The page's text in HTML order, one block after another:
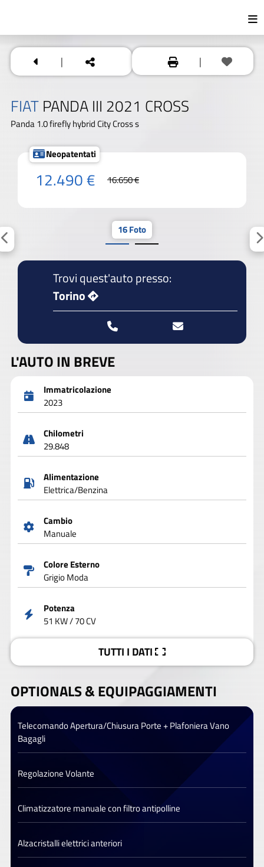
| |
FIAT PANDA III 2021 CROSS
Panda 1.0 firefly hybrid City Cross s
Neopatentati
12.490 € 16.650 €
16 Foto
Trovi quest'auto presso:
Torino
L'AUTO IN BREVE
Immatricolazione
2023
Chilometri
29.848
Alimentazione
Elettrica/Benzina
Cambio
Manuale
Colore Esterno
Grigio Moda
Potenza
51 KW / 70 CV
TUTTI I DATI
OPTIONALS &EQUIPAGGIAMENTI
Telecomando Apertura/Chiusura Porte + Plafoniera Vano
Bagagli
Regolazione Volante
Climatizzatore manuale con filtro antipolline
Alzacristalli elettrici anteriori